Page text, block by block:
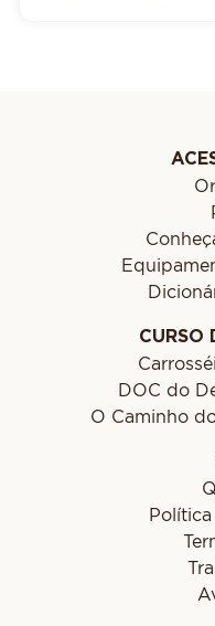
CURSO
DOC do
O Caminho